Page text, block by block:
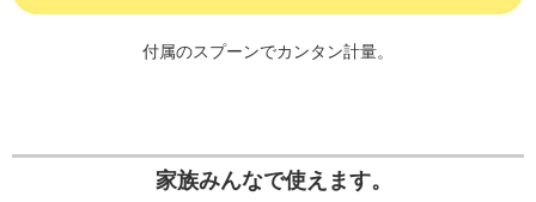
付属のスプーンでカンタン計量。
家族みんなで使えます。